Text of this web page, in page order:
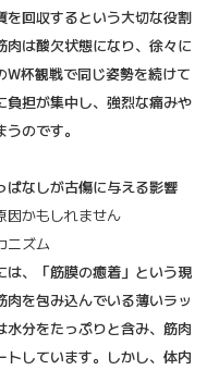
回収するという大切な役割
は酸欠状態になり、徐々に
杯観戦で同じ姿勢を続けて
負担が集中し、強烈な痛みや
のです。
ぱなしが古傷に与える影響
因かもしれません
ニズム
、「筋膜の癒着」という現
を包み込んでいる薄いラッ
分をたっぷりと含み、筋肉
しています。しかし、体内